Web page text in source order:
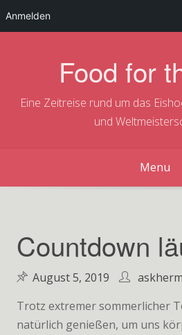
Food for
Eine Zeitreise rund um das
und
Menu
Countdown
August 5, 2019
Trotz extremer sommerlicher
natürlich genießen, um uns
Anmelden